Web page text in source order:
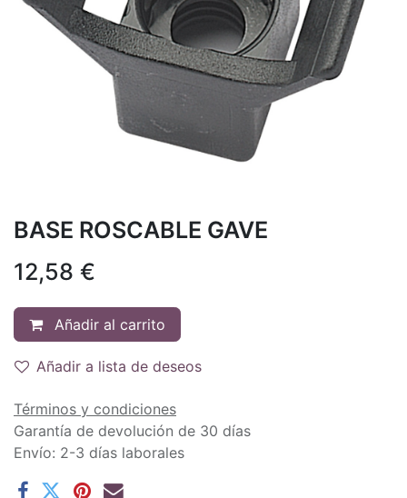
BASE ROSCABLE GAVE
12,58 €
Añadir al carrito
Añadir a lista de deseos
Términos y condiciones
Garantía de devolución de 30 días
Envío: 2-3 días laborales